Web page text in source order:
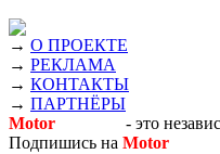
→ О ПРОЕКТЕ
→ РЕКЛАМА
→ КОНТАКТЫ
→ ПАРТНЁРЫ
Motor
- это
Подпишись на Motor